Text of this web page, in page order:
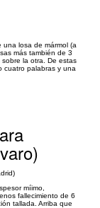
losa de mármol (a
más también de 3
la otra. De estas
cuatro palabras y una
míimo,
fallecimiento de 6
tallada. Arriba que